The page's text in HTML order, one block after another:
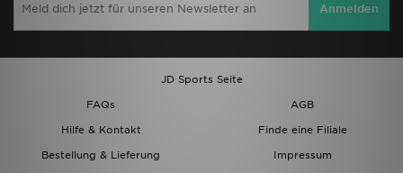
Anmelden
JD Sports Seite
FAQs
AGB
Hilfe & Kontakt
Finde eine Filiale
Bestellung & Lieferung
Impressum